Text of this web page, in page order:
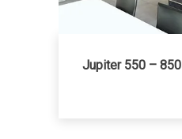
Jupiter 550 – 850